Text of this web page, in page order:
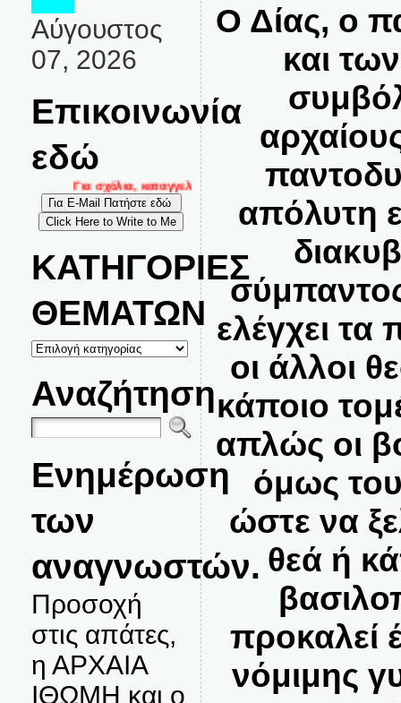
Αύγουστος
07, 2026
Επικοινωνία
εδώ
Για σχόλια, καταγγελίες και επικοινωνία στο
ΚΑΤΗΓΟΡΙΕΣ
ΘΕΜΑΤΩΝ
ΚΑΤΗΓΟΡΙΕΣ
ΘΕΜΑΤΩΝ
Αναζήτηση
Ενημέρωση
των
αναγνωστών.
Προσοχή
στις απάτες,
η ΑΡΧΑΙΑ
ΙΘΩΜΗ και ο
Ο Δίας, ο
και
απόλυτη
ελέγχει τα
οι άλλοι
κάποιο
απλώς οι
όμως
ώστε να
θεά ή
προκαλεί
νόμιμης